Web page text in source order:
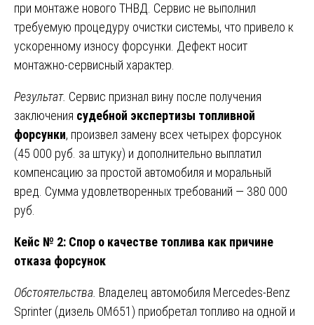
при монтаже нового ТНВД. Сервис не выполнил
требуемую процедуру очистки системы, что привело к
ускоренному износу форсунки. Дефект носит
монтажно-сервисный характер.
Результат. Сервис признал вину после получения
заключения судебной экспертизы топливной
форсунки, произвел замену всех четырех форсунок
(45 000 руб. за штуку) и дополнительно выплатил
компенсацию за простой автомобиля и моральный
вред. Сумма удовлетворенных требований — 380 000
руб.
Кейс № 2: Спор о качестве топлива как причине
отказа форсунок
Обстоятельства. Владелец автомобиля Mercedes-Benz
Sprinter (дизель OM651) приобретал топливо на одной и